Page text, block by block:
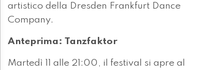
artistico della Dresden Frankfurt Dance
Company.
Anteprima: Tanzfaktor
Martedì 11 alle 21:00, il festival si apre al